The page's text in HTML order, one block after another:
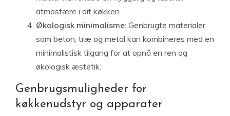
atmosfære i dit køkken.
Økologisk minimalisme: Genbrugte materialer
som beton, træ og metal kan kombineres med en
minimalistisk tilgang for at opnå en ren og
økologisk æstetik.
Genbrugsmuligheder for
køkkenudstyr og apparater